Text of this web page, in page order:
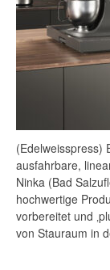
(Edelweisspress)
ausfahrbare,
Ninka (Bad
hochwertige
vorbereitet und
von Stauraum in